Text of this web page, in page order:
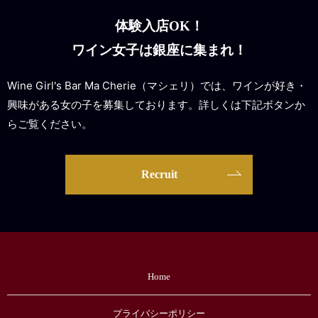
体験入店OK！
ワイン女子は銀座に集まれ！
Wine Girl's Bar Ma Cherie（マシェリ）では、ワインが好き・
興味がある女の子を募集しております。詳しくは下記ボタンか
らご覧ください。
Recruit
Home
プライバシーポリシー